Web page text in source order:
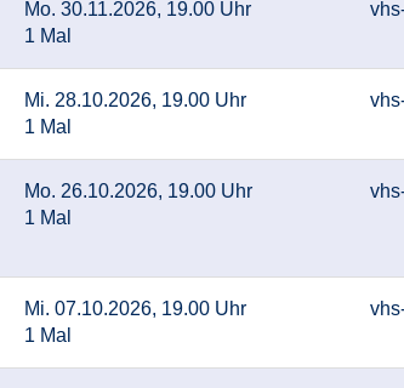
Mo. 30.11.2026, 19.00 Uhr
1 Mal
Mi. 28.10.2026, 19.00 Uhr
1 Mal
Mo. 26.10.2026, 19.00 Uhr
1 Mal
Mi. 07.10.2026, 19.00 Uhr
1 Mal